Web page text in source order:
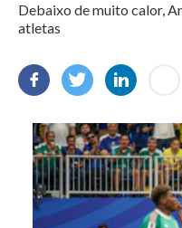
Debaixo de muito calor,
atletas